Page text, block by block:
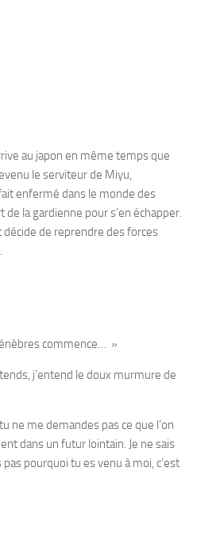
au japon en même temps que
le serviteur de Miyu,
enfermé dans le monde des
la gardienne pour s’en échapper.
décide de reprendre des forces
commence… »
j’entend le doux murmure de
ne me demandes pas ce que l’on
dans un futur lointain. Je ne sais
pourquoi tu es venu à moi, c’est